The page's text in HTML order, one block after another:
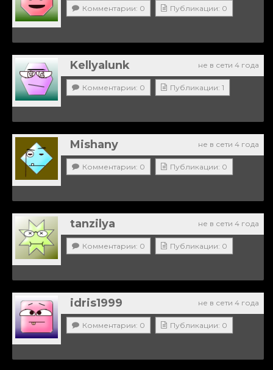
Комментарии: 0 Публикации: 0
не в сети 4 года
Kellyalunk
Комментарии: 0 Публикации: 1
не в сети 4 года
Mishany
Комментарии: 0 Публикации: 0
не в сети 4 года
tanzilya
Комментарии: 0 Публикации: 0
не в сети 4 года
idris1999
Комментарии: 0 Публикации: 0